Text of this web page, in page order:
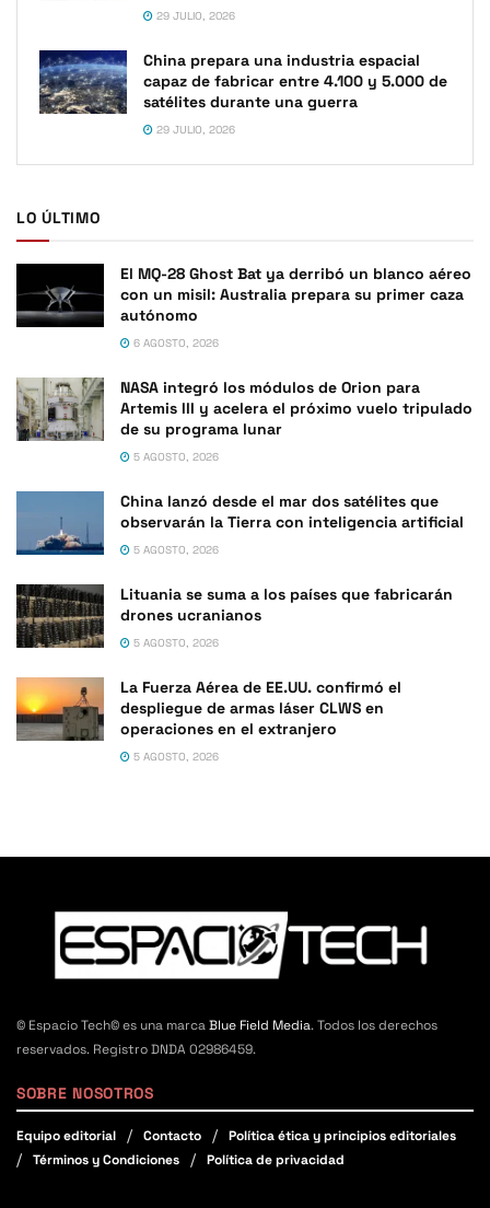
29 JULIO, 2026
China prepara una industria espacial
capaz de fabricar entre 4.100 y 5.000 de
satélites durante una guerra
29 JULIO, 2026
LO ÚLTIMO
El MQ-28 Ghost Bat ya derribó un blanco aéreo
con un misil: Australia prepara su primer caza
autónomo
6 AGOSTO, 2026
NASA integró los módulos de Orion para
Artemis III y acelera el próximo vuelo tripulado
de su programa lunar
5 AGOSTO, 2026
China lanzó desde el mar dos satélites que
observarán la Tierra con inteligencia artificial
5 AGOSTO, 2026
Lituania se suma a los países que fabricarán
drones ucranianos
5 AGOSTO, 2026
La Fuerza Aérea de EE.UU. confirmó el
despliegue de armas láser CLWS en
operaciones en el extranjero
5 AGOSTO, 2026
© Espacio Tech© es una marcaBlue Field Media. Todos los derechos
reservados. Registro DNDA 02986459.
SOBRE NOSOTROS
Equipo editorial Contacto
Política ética y principios editoriales
Términos y Condiciones
Política de privacidad